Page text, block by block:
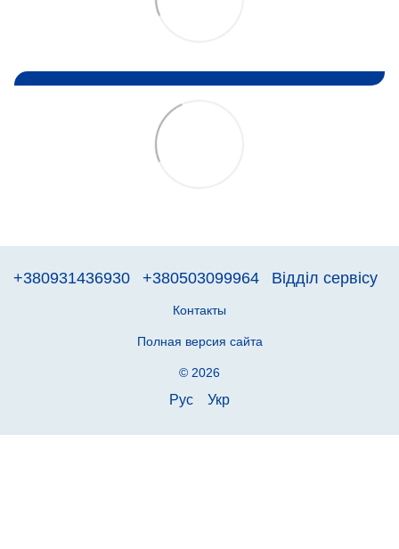
+380931436930 +380503099964 Відділ сервісу
Контакты
Полная версия сайта
© 2026
Рус Укр